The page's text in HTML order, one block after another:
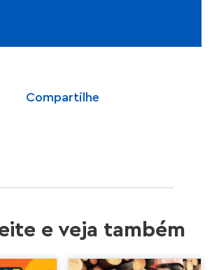
Compartilhe
e veja também